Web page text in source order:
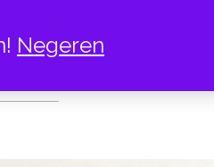
BAL
Negeren